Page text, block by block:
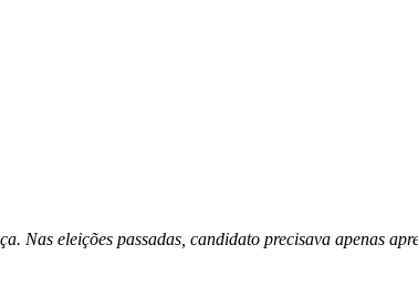
Nas eleições passadas, candidato precisava apenas